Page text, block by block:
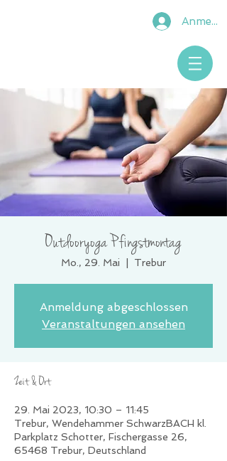
Anmelden
Outdooryoga Pfingstmontag
Mo., 29. Mai Trebur
Anmeldung abgeschlossen
Veranstaltungen ansehen
Zeit & Ort
29. Mai 2023, 10:30 – 11:45
Trebur, Wendehammer SchwarzBACH kl.
Parkplatz Schotter, Fischergasse 26,
65468 Trebur, Deutschland